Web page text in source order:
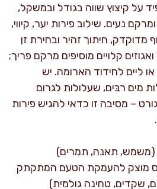
על קיצוץ שווה בגודל ובמשקל,
נעים. שילוב פירות יער, קיווי,
מדוקדק, חיתוך זהיר ובחירת זן
קלויים מוסיפים מרקם פריך;
ליים לחידוד הארומה. יש
מים רבּים, שעלולות לגרום
– מסיבה זו כדאי להגיש פירות
(משמש, תאנה, תמרים)
מוצק להעמקת הטעם המתקתק
שקדים, טחינה גולמית)